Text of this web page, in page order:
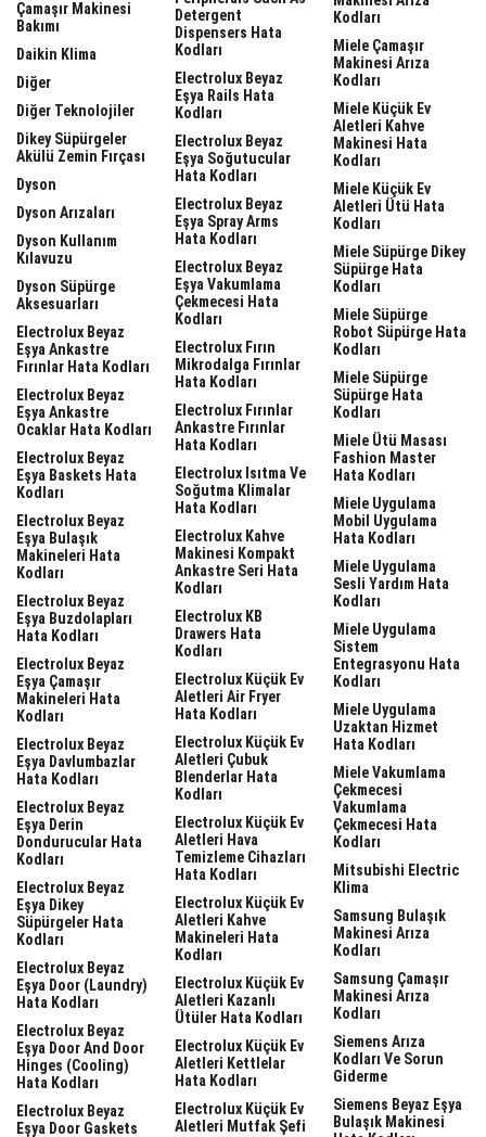
Çamaşır Makinesi
Bakımı
Daikin Klima
Diğer
Diğer Teknolojiler
Dikey Süpürgeler
Akülü Zemin Fırçası
Dyson
Dyson Arızaları
Dyson Kullanım
Kılavuzu
Dyson Süpürge
Aksesuarları
Electrolux Beyaz
Eşya Ankastre
Fırınlar Hata Kodları
Electrolux Beyaz
Eşya Ankastre
Ocaklar Hata Kodları
Electrolux Beyaz
Eşya Baskets Hata
Kodları
Electrolux Beyaz
Eşya Bulaşık
Makineleri Hata
Kodları
Electrolux Beyaz
Eşya Buzdolapları
Hata Kodları
Electrolux Beyaz
Eşya Çamaşır
Makineleri Hata
Kodları
Electrolux Beyaz
Eşya Davlumbazlar
Hata Kodları
Electrolux Beyaz
Eşya Derin
Dondurucular Hata
Kodları
Electrolux Beyaz
Eşya Dikey
Süpürgeler Hata
Kodları
Electrolux Beyaz
Eşya Door (laundry)
Hata Kodları
Electrolux Beyaz
Eşya Door And Door
Hinges (cooling)
Hata Kodları
Electrolux Beyaz
Eşya Door Gaskets
Detergent
Dispensers Hata
Kodları
Electrolux Beyaz
Eşya Rails Hata
Kodları
Electrolux Beyaz
Eşya Soğutucular
Hata Kodları
Electrolux Beyaz
Eşya Spray Arms
Hata Kodları
Electrolux Beyaz
Eşya Vakumlama
Çekmecesi Hata
Kodları
Electrolux Fırın
Mikrodalga Fırınlar
Hata Kodları
Electrolux Fırınlar
Ankastre Fırınlar
Hata Kodları
Electrolux Isıtma Ve
Soğutma Klimalar
Hata Kodları
Electrolux Kahve
Makinesi Kompakt
Ankastre Seri Hata
Kodları
Electrolux KB
Drawers Hata
Kodları
Electrolux Küçük Ev
Aletleri Air Fryer
Hata Kodları
Electrolux Küçük Ev
Aletleri Çubuk
Blenderlar Hata
Kodları
Electrolux Küçük Ev
Aletleri Hava
Temizleme Cihazları
Hata Kodları
Electrolux Küçük Ev
Aletleri Kahve
Makineleri Hata
Kodları
Electrolux Küçük Ev
Aletleri Kazanlı
Ütüler Hata Kodları
Electrolux Küçük Ev
Aletleri Kettlelar
Hata Kodları
Electrolux Küçük Ev
Aletleri Mutfak Şefi
Kodları
Miele Çamaşır
Makinesi Arıza
Kodları
Miele Küçük Ev
Aletleri Kahve
Makinesi Hata
Kodları
Miele Küçük Ev
Aletleri Ütü Hata
Kodları
Miele Süpürge Dikey
Süpürge Hata
Kodları
Miele Süpürge
Robot Süpürge Hata
Kodları
Miele Süpürge
Süpürge Hata
Kodları
Miele Ütü Masası
Fashion Master
Hata Kodları
Miele Uygulama
Mobil Uygulama
Hata Kodları
Miele Uygulama
Sesli Yardım Hata
Kodları
Miele Uygulama
Sistem
Entegrasyonu Hata
Kodları
Miele Uygulama
Uzaktan Hizmet
Hata Kodları
Miele Vakumlama
Çekmecesi
Vakumlama
Çekmecesi Hata
Kodları
Mitsubishi Electric
Klima
Samsung Bulaşık
Makinesi Arıza
Kodları
Samsung Çamaşır
Makinesi Arıza
Kodları
Siemens Arıza
Kodları Ve Sorun
Giderme
Siemens Beyaz Eşya
Bulaşık Makinesi